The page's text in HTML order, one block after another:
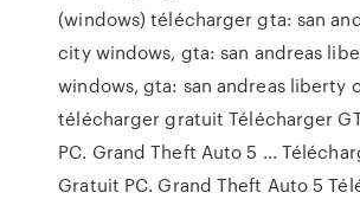
(windows) télécharger gta: san
city windows, gta: san andreas
windows, gta: san andreas liberty
télécharger gratuit Télécharger
PC. Grand Theft Auto 5 ...
Gratuit PC. Grand Theft Auto 5